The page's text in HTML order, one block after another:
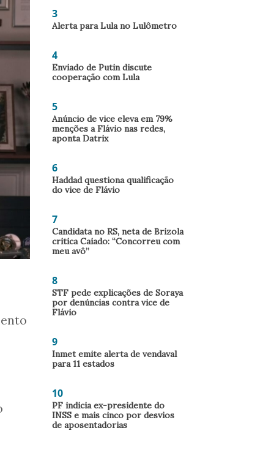
3
Alerta para Lula no Lulômetro
4
Enviado de Putin discute
cooperação com Lula
5
Anúncio de vice eleva em 79%
menções a Flávio nas redes,
aponta Datrix
6
Haddad questiona qualificação
do vice de Flávio
7
Candidata no RS, neta de Brizola
critica Caiado: “Concorreu com
meu avô”
8
STF pede explicações de Soraya
por denúncias contra vice de
Flávio
9
Inmet emite alerta de vendaval
para 11 estados
10
PF indicia ex-presidente do
INSS e mais cinco por desvios
de aposentadorias